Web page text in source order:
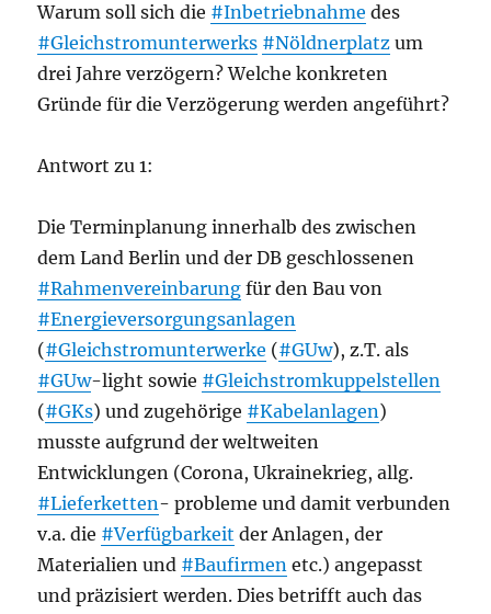
Warum soll sich die #Inbetriebnahme des
#Gleichstromunterwerks #Nöldnerplatz um
drei Jahre verzögern? Welche konkreten
Gründe für die Verzögerung werden angeführt?
Antwort zu 1:
Die Terminplanung innerhalb des zwischen
dem Land Berlin und der DB geschlossenen
#Rahmenvereinbarung für den Bau von
#Energieversorgungsanlagen
(#Gleichstromunterwerke (#GUw), z.T. als
#GUw-light sowie #Gleichstromkuppelstellen
(#GKs) und zugehörige #Kabelanlagen)
musste aufgrund der weltweiten
Entwicklungen (Corona, Ukrainekrieg, allg.
#Lieferketten- probleme und damit verbunden
v.a. die #Verfügbarkeit der Anlagen, der
Materialien und #Baufirmen etc.) angepasst
und präzisiert werden. Dies betrifft auch das